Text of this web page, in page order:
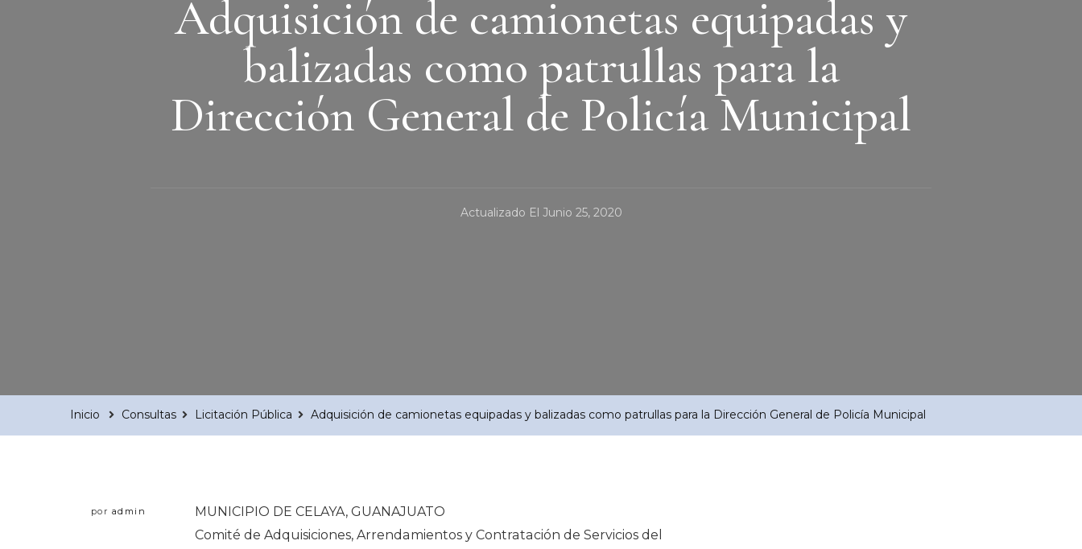
Adquisición de camionetas equipadas y
balizadas como patrullas para la
Dirección General de Policía Municipal
Actualizado El Junio 25, 2020
Inicio Consultas Licitación Pública Adquisición de camionetas equipadas y balizadas como patrullas para la Dirección General de Policía Municipal
por admin
MUNICIPIO DE CELAYA, GUANAJUATO
Comité de Adquisiciones, Arrendamientos y Contratación de Servicios del